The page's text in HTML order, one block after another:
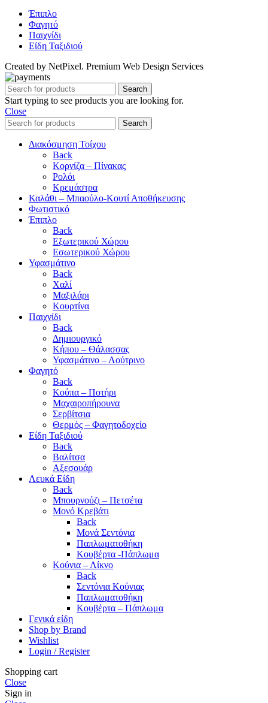
Έπιπλο
Φαγητό
Παιχνίδι
Είδη Ταξιδιού
Created by NetPixel. Premium Web Design Services
Search
Start typing to see products you are looking for.
Close
Search
Διακόσμηση Τοίχου
Back
Κορνίζα – Πίνακας
Ρολόι
Κρεμάστρα
Καλάθι – Μπαούλο-Κουτί Αποθήκευσης
Φωτιστικό
Έπιπλο
Back
Εξωτερικού Χώρου
Εσωτερικού Χώρου
Υφασμάτινο
Back
Χαλί
Μαξιλάρι
Κουρτίνα
Παιχνίδι
Back
Δημιουργικό
Κήπου – Θάλασσας
Υφασμάτινο – Λούτρινο
Φαγητό
Back
Κούπα – Ποτήρι
Μαχαιροπήρουνα
Σερβίτσια
Θερμός – Φαγητοδοχείο
Είδη Ταξιδιού
Back
Βαλίτσα
Αξεσουάρ
Λευκά Είδη
Back
Μπουρνούζι – Πετσέτα
Μονό Κρεβάτι
Back
Μονά Σεντόνια
Παπλωματοθήκη
Κουβέρτα -Πάπλωμα
Κούνια – Λίκνο
Back
Σεντόνια Κούνιας
Παπλωματοθήκη
Κουβέρτα – Πάπλωμα
Γενικά είδη
Shop by Brand
Wishlist
Login / Register
Shopping cart
Close
Sign in